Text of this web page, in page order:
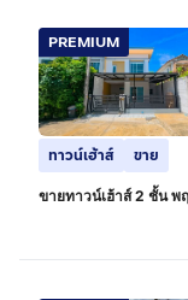
PREMIUM
ทาวน์เฮ้าส์ ขาย
ขายทาวน์เฮ้าส์ 2 ชั้น พ